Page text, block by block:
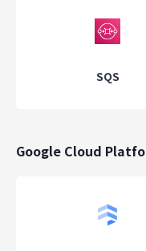
SQS
Google Cloud